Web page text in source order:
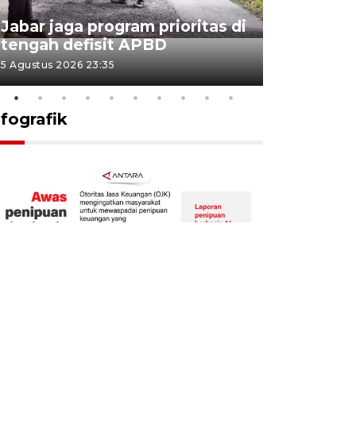
Jabar jaga program prioritas di
tengah defisit APBD
5 Agustus 2026 23:35